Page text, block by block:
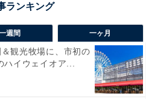
週間 一ヶ月
＆観光牧場に、市初の
イウェイオア...